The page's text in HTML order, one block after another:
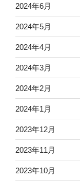
2024年6月
2024年5月
2024年4月
2024年3月
2024年2月
2024年1月
2023年12月
2023年11月
2023年10月